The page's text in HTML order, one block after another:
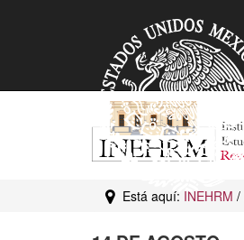
Está aquí: INEHRM /